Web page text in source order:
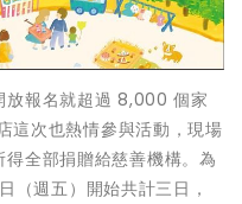
放報名就超過 8,000 個家
這次也熱情參與活動，現場
全部捐贈給慈善機構。為
（週五）開始共計三日，